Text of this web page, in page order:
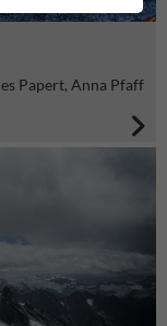
Papert, Anna Pfaff